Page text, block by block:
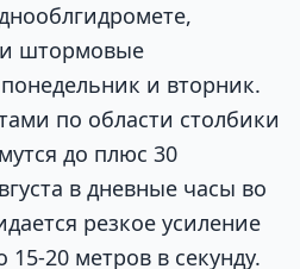
штормовые
и вторник.
по области столбики
до плюс 30
в дневные часы во
резкое усиление
20 метров в секунду.